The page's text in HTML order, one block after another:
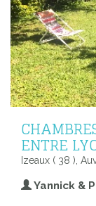
ENTRE
Izeaux ( 38 ),
Yannick &